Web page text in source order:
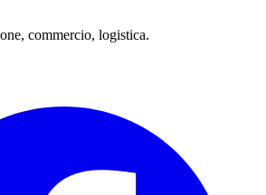
commercio, logistica.